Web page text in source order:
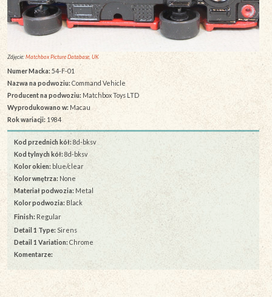
Zdjęcie:Matchbox Picture Database, UK
Numer Macka: 54-F-01
Nazwa na podwoziu:Command Vehicle
Producent na podwoziu: Matchbox Toys LTD
Wyprodukowano w: Macau
Rok wariacji:1984
Kod przednich kół: 8d-bksv
Kod tylnych kół:8d-bksv
Kolor okien: blue/clear
Kolor wnętrza: None
Materiał podwozia: Metal
Kolor podwozia: Black
Finish: Regular
Detail 1 Type: Sirens
Detail 1 Variation: Chrome
Komentarze: